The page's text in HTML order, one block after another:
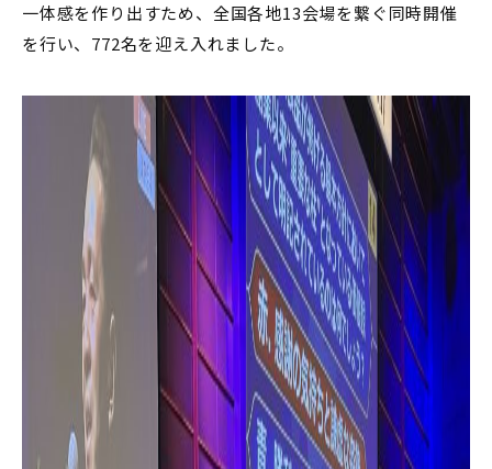
一体感を作り出すため、全国各地13会場を繋ぐ同時開催
を行い、772名を迎え入れました。